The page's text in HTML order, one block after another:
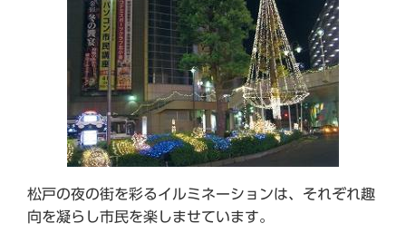
松戸の夜の街を彩るイルミネーションは、それぞれ趣
向を凝らし市民を楽しませています。